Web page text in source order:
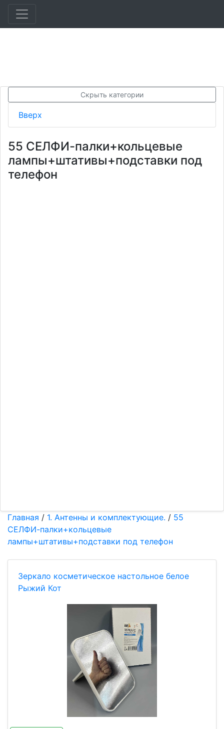
Скрыть категории
Вверх
55 СЕЛФИ-палки+кольцевые
лампы+штативы+подставки под
телефон
Главная / 1. Антенны и комплектующие. / 55
СЕЛФИ-палки+кольцевые
лампы+штативы+подставки под телефон
Зеркало косметическое настольное белое
Рыжий Кот